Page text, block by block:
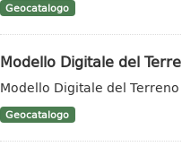
Geocatalogo
Modello Digitale del
Modello Digitale del
Geocatalogo